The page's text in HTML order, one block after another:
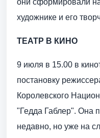
они сформировали
художнике и его
ТЕАТР В КИНО
9 июля в 15.00 в
постановку
Королевского
"Гедда Габлер". Она
недавно, но уже на